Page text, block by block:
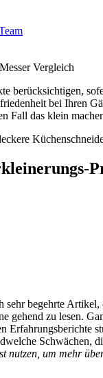
Vergleich
berücksichtigen,
bei Ihren
Fall das klein
sehr begehrte
gehend zu lesen.
Erfahrungsberichte
Schwächen,
nutzen, um mehr